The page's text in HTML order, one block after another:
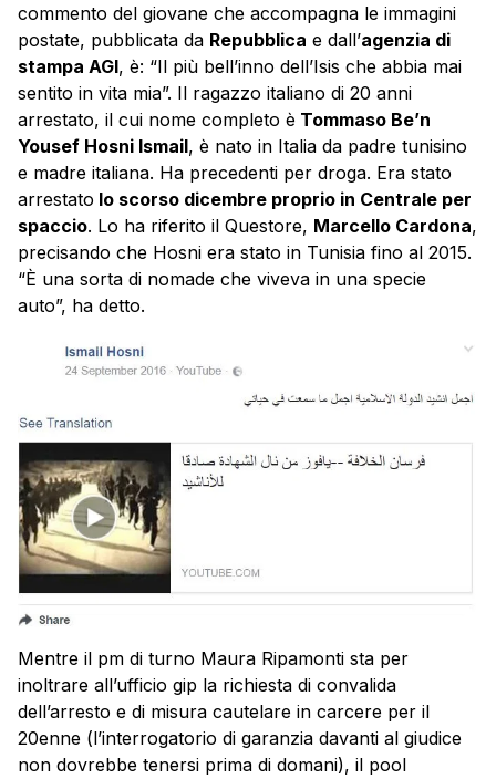
commento del giovane che accompagna le immagini
postate, pubblicata da Repubblica e dall’agenzia di
stampa AGI, è: “Il più bell’inno dell’Isis che abbia mai
sentito in vita mia”. Il ragazzo italiano di 20 anni
arrestato, il cui nome completo è Tommaso Be’n
Yousef Hosni Ismail, è nato in Italia da padre tunisino
e madre italiana. Ha precedenti per droga. Era stato
arrestato lo scorso dicembre proprio in Centrale per
spaccio. Lo ha riferito il Questore, Marcello Cardona,
precisando che Hosni era stato in Tunisia fino al 2015.
“È una sorta di nomade che viveva in una specie
auto”, ha detto.
Mentre il pm di turno Maura Ripamonti sta per
inoltrare all’ufficio gip la richiesta di convalida
dell’arresto e di misura cautelare in carcere per il
20enne (l’interrogatorio di garanzia davanti al giudice
non dovrebbe tenersi prima di domani), il pool